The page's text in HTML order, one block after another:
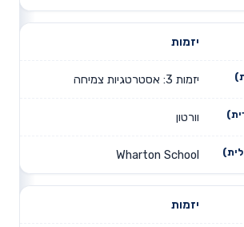
יזמות
יזמות 3: אסטרטגיות צמיחה
וורטון
Wharton School
יזמות